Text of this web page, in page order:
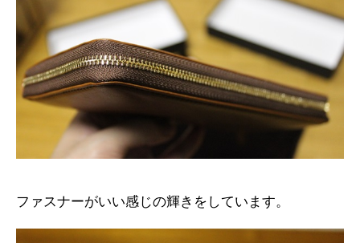
ファスナーがいい感じの輝きをしています。